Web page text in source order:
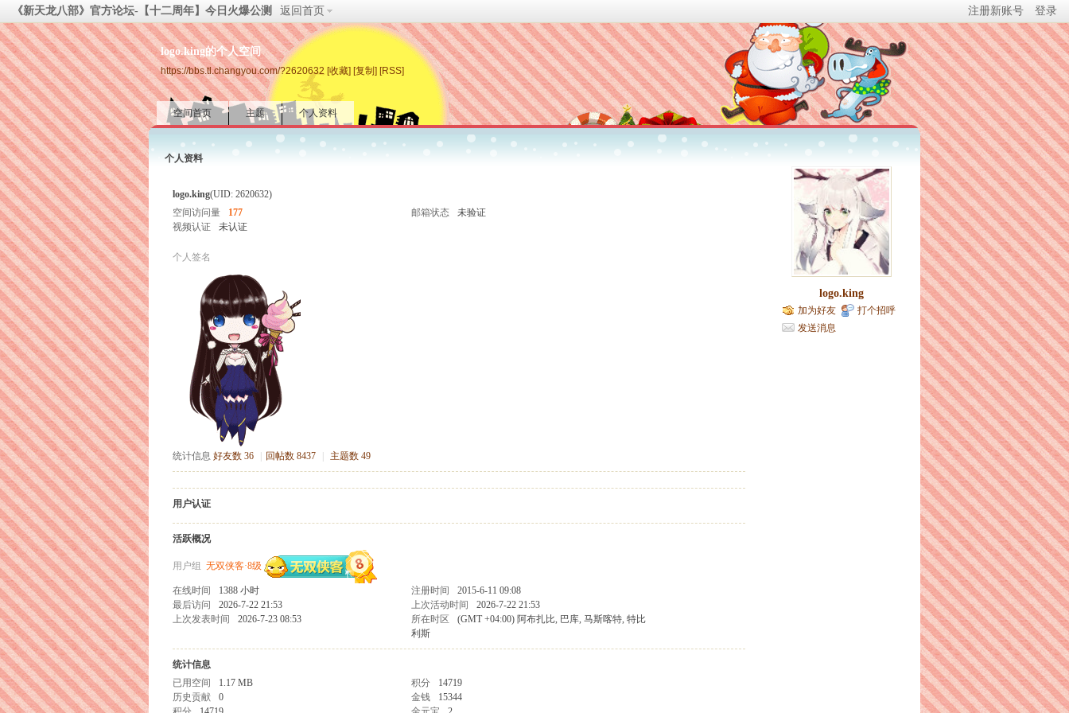
注册新账号 登录
《新天龙八部》官方论坛-【十二周年】今日火爆公测 返回首页
logo.king的个人空间
https://bbs.tl.changyou.com/?2620632 [收藏] [复制] [RSS]
空间首页 主题 个人资料
个人资料
logo.king(UID: 2620632)
空间访问量
177 邮箱状态
未验证
视频认证
未认证
个人签名
统计信息 好友数 36 回帖数 8437 主题数 49
用户认证
活跃概况
用户组 无双侠客·8级
在线时间 1388 小时 注册时间
2015-6-11 09:08
最后访问
2026-7-22 21:53 上次活动时间
2026-7-22 21:53
上次发表时间
2026-7-23 08:53 所在时区
(GMT +04:00) 阿布扎比, 巴库, 马斯喀特, 特比
利斯
统计信息
已用空间
1.17 MB 积分
14719
历史贡献
0 金钱
15344
logo.king
加为好友
打个招呼
发送消息